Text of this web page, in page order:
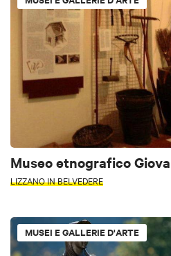
Museo etnografico
LIZZANO IN BELVEDERE
MUSEI E GALLERIE D'ARTE